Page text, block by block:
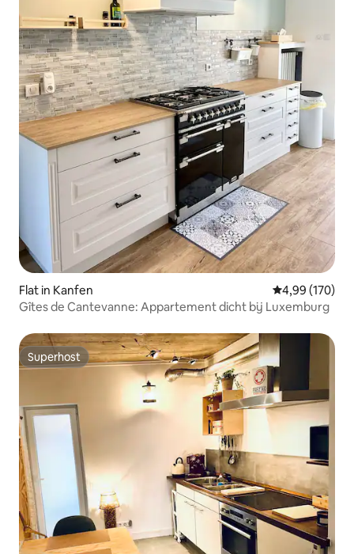
Flat in Kanfen Gemiddelde
4,99 (170)
Gîtes de Cantevanne: Appartement dicht bij Luxemburg
Superhost
Superhost